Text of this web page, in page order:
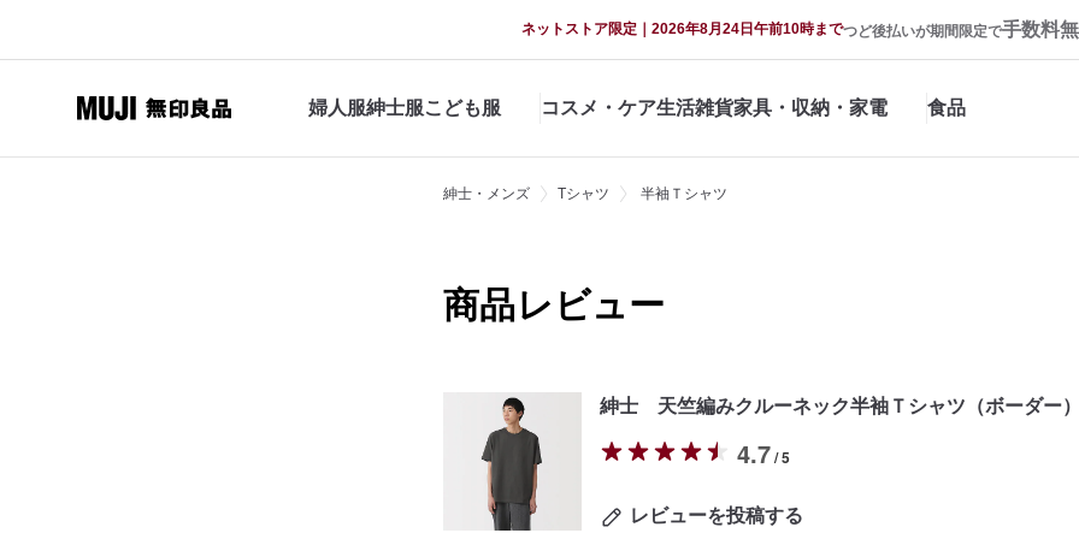
ネットストア限定｜2026年8月24日午前10時までつど後払いが期間限定で手数料
婦人服紳士服こども服 コスメ・ケア生活雑貨家具・収納・家電 食品
紳士・メンズ Tシャツ 半袖Ｔシャツ
商品レビュー
紳士 天竺編みクルーネック半袖Ｔシャツ（ボーダー
4.7/ 5
レビューを投稿する